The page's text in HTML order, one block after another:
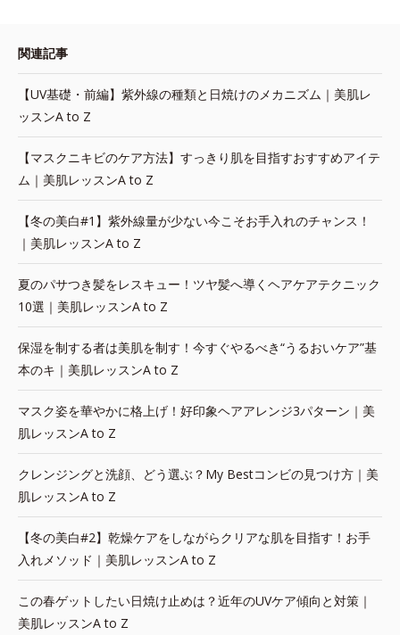
関連記事
【UV基礎・前編】紫外線の種類と日焼けのメカニズム｜美肌レ
ッスンA to Z
【マスクニキビのケア方法】すっきり肌を目指すおすすめアイテ
ム｜美肌レッスンA to Z
【冬の美白#1】紫外線量が少ない今こそお手入れのチャンス！
｜美肌レッスンA to Z
夏のパサつき髪をレスキュー！ツヤ髪へ導くヘアケアテクニック
10選｜美肌レッスンA to Z
保湿を制する者は美肌を制す！今すぐやるべき“うるおいケア”基
本のキ｜美肌レッスンA to Z
マスク姿を華やかに格上げ！好印象ヘアアレンジ3パターン｜美
肌レッスンA to Z
クレンジングと洗顔、どう選ぶ？My Bestコンビの見つけ方｜美
肌レッスンA to Z
【冬の美白#2】乾燥ケアをしながらクリアな肌を目指す！お手
入れメソッド｜美肌レッスンA to Z
この春ゲットしたい日焼け止めは？近年のUVケア傾向と対策｜
美肌レッスンA to Z